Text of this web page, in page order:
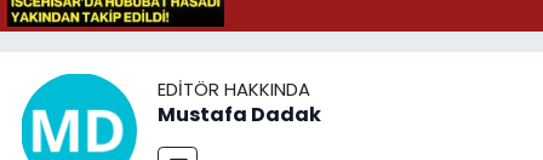
EDITÖR HAKKINDA
Mustafa Dadak